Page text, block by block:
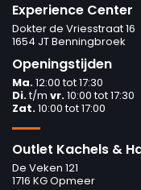
Experience Center
Dokter de Vriesstraat 16
1654 JT Benningbroek
Openingstijden
Ma.12:00 tot 17:30
Di.t/m vr.10:00 tot 17:30
Zat.10:00 tot 17:00
Outlet Kachels &
De Veken 121
1716 KG Opmeer